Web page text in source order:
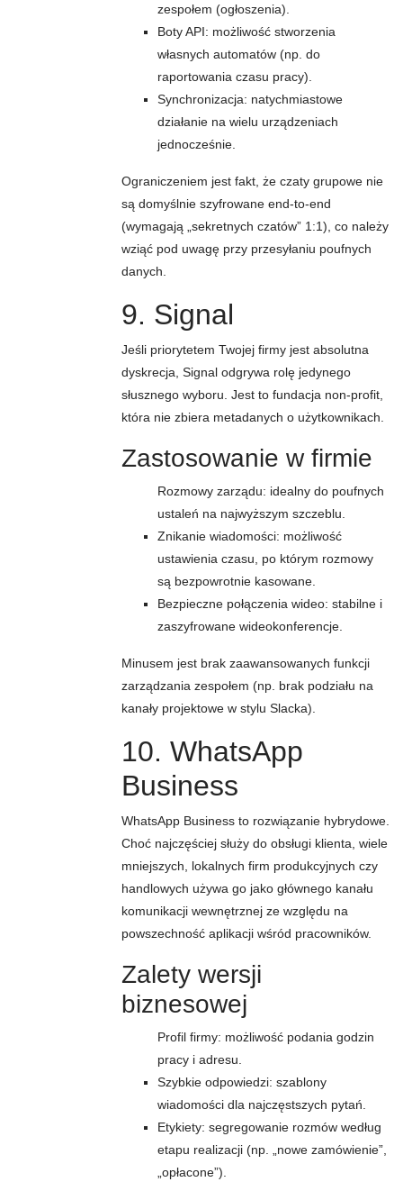
zespołem (ogłoszenia).
Boty API: możliwość stworzenia
własnych automatów (np. do
raportowania czasu pracy).
Synchronizacja: natychmiastowe
działanie na wielu urządzeniach
jednocześnie.
Ograniczeniem jest fakt, że czaty grupowe nie
są domyślnie szyfrowane end-to-end
(wymagają „sekretnych czatów” 1:1), co należy
wziąć pod uwagę przy przesyłaniu poufnych
danych.
9. Signal
Jeśli priorytetem Twojej firmy jest absolutna
dyskrecja, Signal odgrywa rolę jedynego
słusznego wyboru. Jest to fundacja non-profit,
która nie zbiera metadanych o użytkownikach.
Zastosowanie w firmie
Rozmowy zarządu: idealny do poufnych
ustaleń na najwyższym szczeblu.
Znikanie wiadomości: możliwość
ustawienia czasu, po którym rozmowy
są bezpowrotnie kasowane.
Bezpieczne połączenia wideo: stabilne i
zaszyfrowane wideokonferencje.
Minusem jest brak zaawansowanych funkcji
zarządzania zespołem (np. brak podziału na
kanały projektowe w stylu Slacka).
10. WhatsApp
Business
WhatsApp Business to rozwiązanie hybrydowe.
Choć najczęściej służy do obsługi klienta, wiele
mniejszych, lokalnych firm produkcyjnych czy
handlowych używa go jako głównego kanału
komunikacji wewnętrznej ze względu na
powszechność aplikacji wśród pracowników.
Zalety wersji
biznesowej
Profil firmy: możliwość podania godzin
pracy i adresu.
Szybkie odpowiedzi: szablony
wiadomości dla najczęstszych pytań.
Etykiety: segregowanie rozmów według
etapu realizacji (np. „nowe zamówienie”,
„opłacone”).